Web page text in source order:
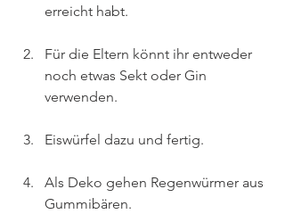
erreicht habt.
Für die Eltern könnt ihr entweder
noch etwas Sekt oder Gin
verwenden.
Eiswürfel dazu und fertig.
Als Deko gehen Regenwürmer aus
Gummibären.